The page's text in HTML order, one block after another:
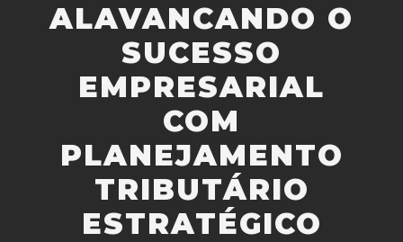
ALAVANCANDO O
SUCESSO
EMPRESARIAL
COM
PLANEJAMENTO
TRIBUTÁRIO
ESTRATÉGICO